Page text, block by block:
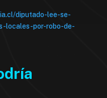
diputado-lee-se-
locales-por-robo-de-